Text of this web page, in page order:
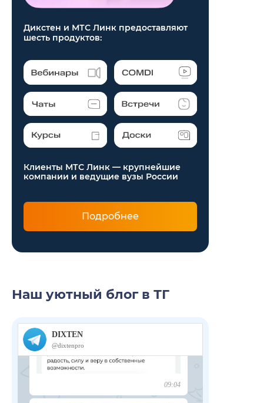
Дикстен и МТС Линк предоставляют
шесть продуктов:
Клиенты МТС Линк — крупнейшие
компании и ведущие вузы России
Подробнее
Наш уютный блог в ТГ